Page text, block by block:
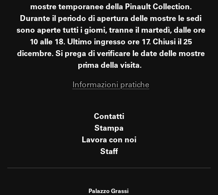
mostre temporanee della Pinault Collection.
Durante il periodo di apertura delle mostre le sedi
sono aperte tutti i giorni, tranne il martedì, dalle ore
10 alle 18. Ultimo ingresso ore 17. Chiusi il 25
dicembre. Si prega di verificare le date delle mostre
prima della visita.
Informazioni pratiche
Contatti
Stampa
Lavora con noi
Staff
Palazzo Grassi